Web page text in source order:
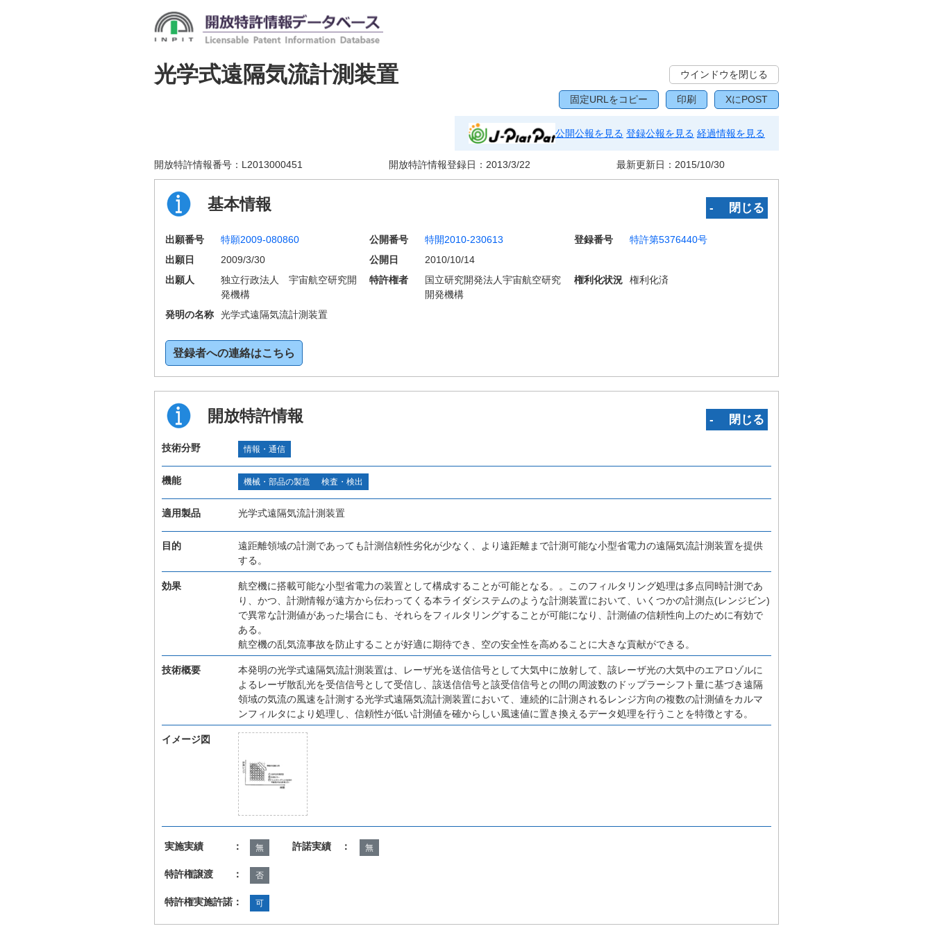
光学式遠隔気流計測装置 ウインドウを閉じる
固定URLをコピー 印刷 XにPOST
公開公報を見る 登録公報を見る 経過情報を見る
開放特許情報番号： L2013000451 開放特許情報登録日： 2013/3/22 最新更新日： 2015/10/30
基本情報 ‐ 閉じる
出願番号 特願2009-080860 公開番号 特開2010-230613 登録番号
特許第5376440号
出願日
2009/3/30 公開日
2010/10/14
出願人
独立行政法人 宇宙航空研究開
発機構
特許権者
国立研究開発法人宇宙航空研究
開発機構
権利化状況 権利化済
発明の名称 光学式遠隔気流計測装置
登録者への連絡はこちら
開放特許情報 ‐ 閉じる
技術分野 情報・通信
機能 機械・部品の製造 検査・検出
適用製品 光学式遠隔気流計測装置
目的
遠距離領域の計測であっても計測信頼性劣化が少なく、より遠距離まで計測可能な小型省電力の遠隔気流計測装置を提供
する。
効果
航空機に搭載可能な小型省電力の装置として構成することが可能となる。。このフィルタリング処理は多点同時計測であ
り、かつ、計測情報が遠方から伝わってくる本ライダシステムのような計測装置において、いくつかの計測点(レンジビン)
で異常な計測値があった場合にも、それらをフィルタリングすることが可能になり、計測値の信頼性向上のために有効で
ある。
航空機の乱気流事故を防止することが好適に期待でき、空の安全性を高めることに大きな貢献ができる。
技術概要
本発明の光学式遠隔気流計測装置は、レーザ光を送信信号として大気中に放射して、該レーザ光の大気中のエアロゾルに
よるレーザ散乱光を受信信号として受信し、該送信信号と該受信信号との間の周波数のドップラーシフト量に基づき遠隔
領域の気流の風速を計測する光学式遠隔気流計測装置において、連続的に計測されるレンジ方向の複数の計測値をカルマ
ンフィルタにより処理し、信頼性が低い計測値を確からしい風速値に置き換えるデータ処理を行うことを特徴とする。
イメージ図
実施実績 ： 無 許諾実績 ： 無
特許権譲渡 ： 否
特許権実施許諾： 可